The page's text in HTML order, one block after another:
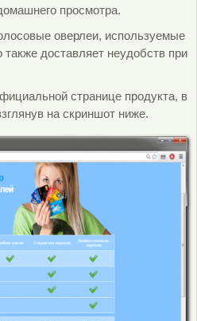
просмотра.
оверлеи, используемые
также доставляет неудобств при
странице продукта, в
на скриншот ниже.